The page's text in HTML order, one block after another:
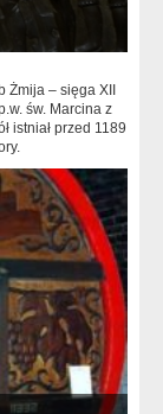
– sięga XII
św. Marcina z
istniał przed 1189